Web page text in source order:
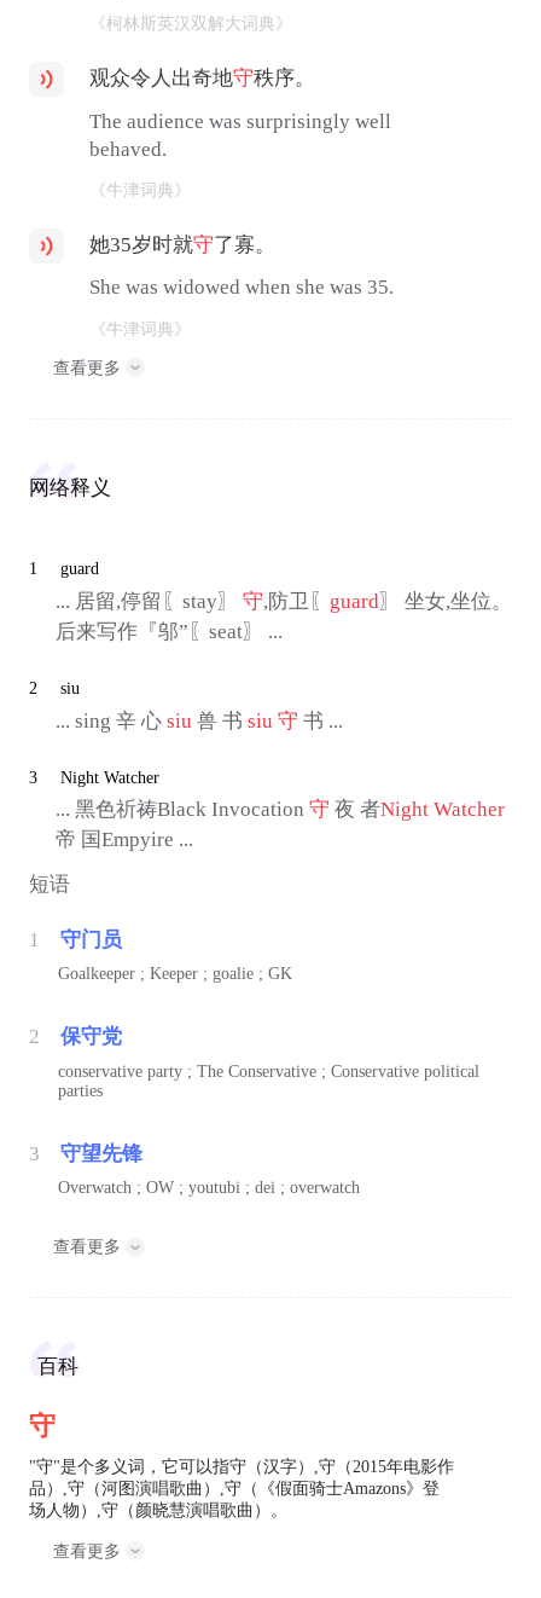
《柯林斯英汉双解大词典》
观众令人出奇地守秩序。
The audience was surprisingly well
behaved.
《牛津词典》
她35岁时就守了寡。
She was widowed when she was 35.
《牛津词典》
查看更多
网络释义
1 guard
... 居留,停留〖stay〗 守,防卫〖 guard〗 坐女,坐位。
后来写作『邬”〖seat〗 ...
2 siu
... sing 辛 心 siu 兽 书 siu 守 书 ...
3 Night Watcher
... 黑色祈祷Black Invocation 守 夜 者Night Watcher
帝 国Empyire ...
短语
1 守门员
Goalkeeper ; Keeper ; goalie ; GK
2 保守党
conservative party ; The Conservative ; Conservative political
parties
3 守望先锋
Overwatch ; OW ; youtubi ; dei ; overwatch
查看更多
百科
守
"守"是个多义词，它可以指守（汉字）,守（2015年电影作
品）,守（河图演唱歌曲）,守（《假面骑士Amazons》登
场人物）,守（颜晓慧演唱歌曲）。
查看更多